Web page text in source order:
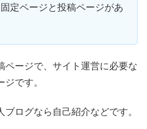
定ページと投稿ページがあ
ページで、サイト運営に必要な
です。
ログなら自己紹介などです。